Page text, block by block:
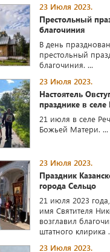
23 Июля 2023.
Престольный
благочиния
В день
престольный
благочиния. ...
23 Июля 2023.
Настоятель
празднике в селе
21 июля в селе
Божьей Матери. ...
23 Июля 2023.
Праздник
города Сельцо
21 июля 2023
имя Святителя
возглавил
штатного клирика
23 Июля 2023.